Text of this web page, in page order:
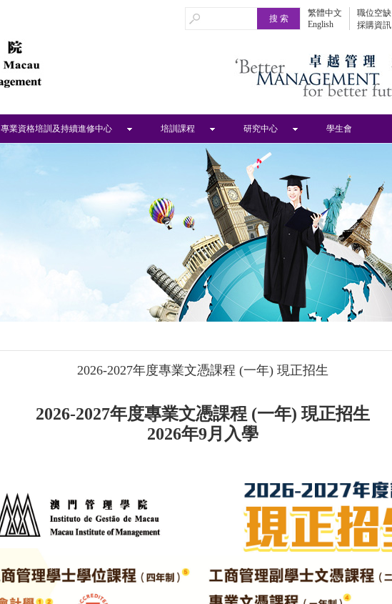
繁體中文
English
職位空缺
採購資訊
專業資格培訓及持續進修中心 培訓課程 研究中心 學生會
2026-2027年度專業文憑課程 (一年) 現正招生
2026-2027年度專業文憑課程 (一年) 現正招生
2026年9月入學